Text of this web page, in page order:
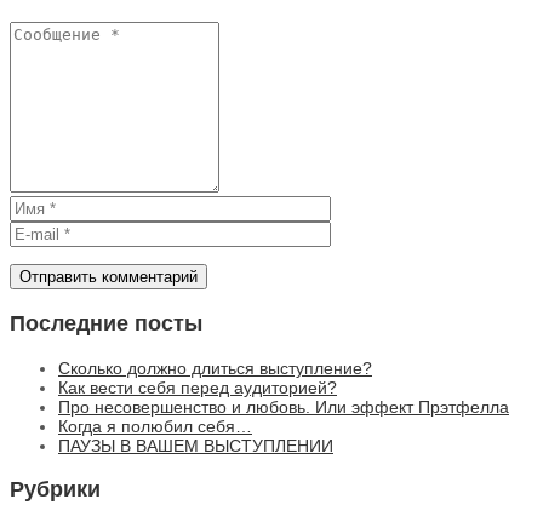
Последние посты
Сколько должно длиться выступление?
Как вести себя перед аудиторией?
Про несовершенство и любовь. Или эффект Прэтфелла
Когда я полюбил себя…
ПАУЗЫ В ВАШЕМ ВЫСТУПЛЕНИИ
Рубрики